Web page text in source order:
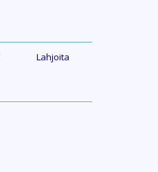
Lahjoita